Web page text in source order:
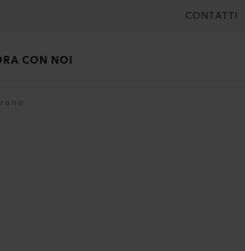
CONTATTI
CON NOI